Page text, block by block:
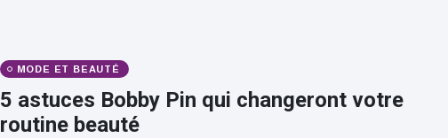
MODE ET BEAUTÉ
5 astuces Bobby Pin qui changeront votre
routine beauté